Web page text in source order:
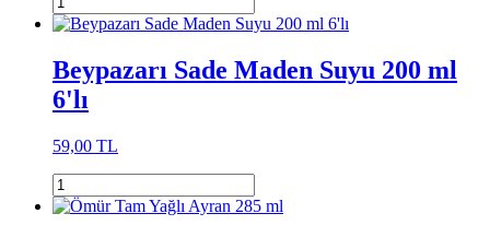
Beypazarı Sade Maden Suyu 200 ml
6'lı
59,00 TL